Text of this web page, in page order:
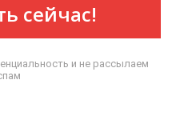
сейчас!
и не рассылаем